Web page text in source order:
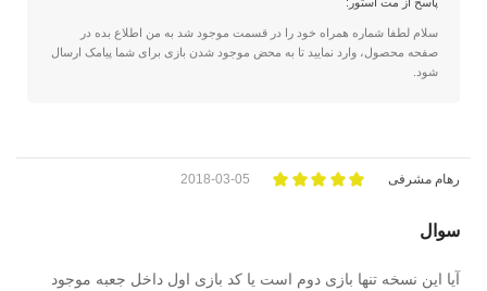
سلام لطفا شماره همراه خود را در قسمت موجود شد به من اطلاع بده در
صفحه محصول، وارد نمایید تا به محض موجود شدن بازی برای شما پیامک ارسال
شود.
رهام مشرفی 2018-03-05
سوال
آیا این نسخه تنها بازی دوم است یا کد بازی اول داخل جعبه موجود